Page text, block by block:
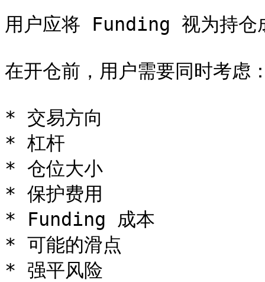
用户应将 Funding 视为持仓
在开仓前，用户需要同时考虑
* 交易方向
* 杠杆
* 仓位大小
* 保护费用
* Funding 成本
* 可能的滑点